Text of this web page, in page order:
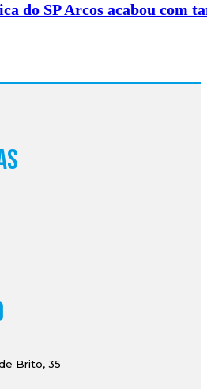
do SP Arcos acabou com
Brito, 35